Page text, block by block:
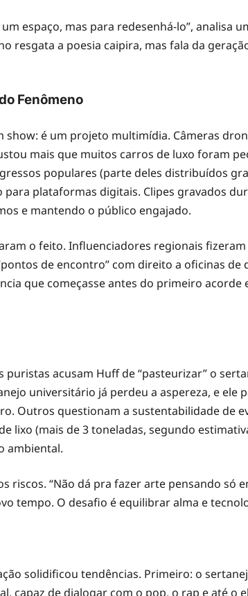
espaço, mas para redesenhá-lo”, analisa
resgata a poesia caipira, mas fala da
Fenômeno
show: é um projeto multimídia. Câmeras
mais que muitos carros de luxo foram
populares (parte deles distribuídos
plataformas digitais. Clipes gravados
e mantendo o público engajado.
o feito. Influenciadores regionais
de encontro” com direito a oficinas de
que começasse antes do primeiro acorde
acusam Huff de “pasteurizar” o
universitário já perdeu a aspereza, e ele
Outros questionam a sustentabilidade de
lixo (mais de 3 toneladas, segundo
ambiental.
riscos. “Não dá pra fazer arte pensando só
tempo. O desafio é equilibrar alma e
solidificou tendências. Primeiro: o
capaz de dialogar com o pop, o rap e até o